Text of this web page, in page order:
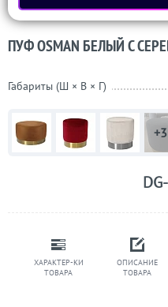
ХАРАКТЕР-КИ
ТОВАРА
ОПИСАНИЕ
ТОВАРА
ПУФ OSMAN БЕЛЫЙ С
Габариты (Ш × В × Г)